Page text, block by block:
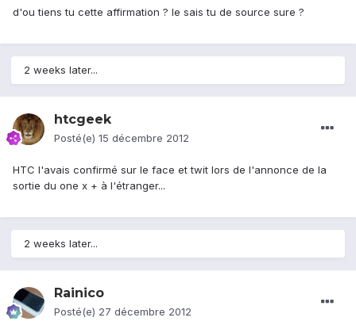
d'ou tiens tu cette affirmation ? le sais tu de source sure ?
2 weeks later...
htcgeek
Posté(e) 15 décembre 2012
HTC l'avais confirmé sur le face et twit lors de l'annonce de la
sortie du one x + à l'étranger...
2 weeks later...
Rainico
Posté(e) 27 décembre 2012